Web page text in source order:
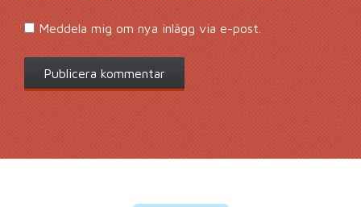
Meddela mig om nya inlägg via e-post.